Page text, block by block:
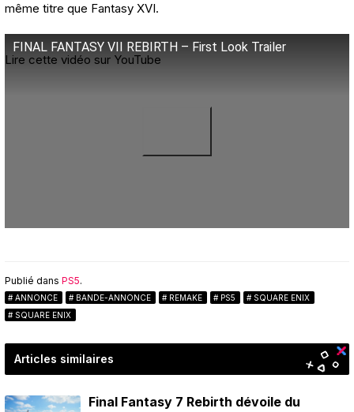
même titre que Fantasy XVI.
FINAL FANTASY VII REBIRTH – First Look Trailer
Lire cette vidéo sur YouTube
Publié dans PS5.
ANNONCE BANDE-ANNONCE REMAKE PS5
SQUARE ENIX
SQUARE ENIX
Articles similaires
Final Fantasy 7 Rebirth dévoile du